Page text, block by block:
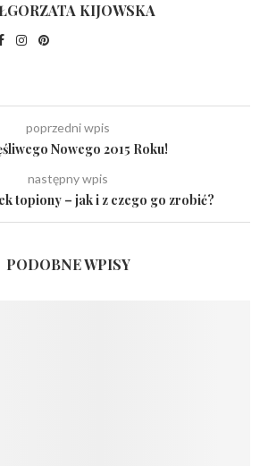
KIJOWSKA
poprzedni wpis
Nowego 2015 Roku!
następny wpis
topiony – jak i z czego go zrobić?
PODOBNE WPISY